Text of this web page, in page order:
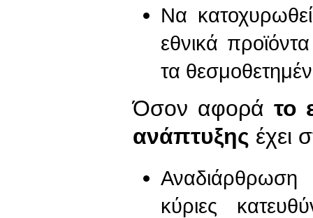
Να
εθνικά
τα
Όσον αφορά το
ανάπτυξης έχει
κύριες